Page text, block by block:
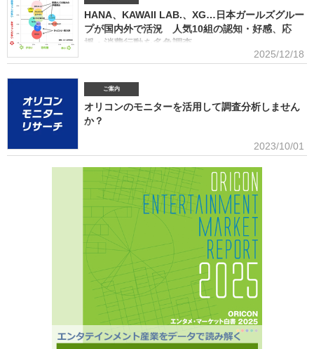
2025年の音楽シーンにおいて最も多くの“新規ファン”を獲得したアーティストは誰だったの
か、得票数TOP15（13位が同率4組だったため計16組）を紹介する。 本調査は、2025年12
月12日～18日にインターネットで実施。10～50代男女の回答者全体（4576人）のうち、
「2025年1～12月の期間に初めて好きになった音楽アーティストはいますか（※2024年以前か
らずっと好きというアーティストは対象外）」との問いに「いる」と答えた人（1833人＝全体
HANA、KAWAII LAB.、XG…日本ガールズグルー
プが国内外で活況 人気10組の認知・好感、応
援・消費行動を多角調査
日本のガールズグループシーンでは近年、BMSG×ちゃんみながタッグ
グで鮮烈な初登場1位デビュー、アソビシステムからFRUITS ZIPPERを筆頭とするKAWAII
LAB.所属のグループがSNSを通じて続々と台頭、メンバー7人全員が日本人ながら海外を主戦
場としているXGの国内外での大旋風など活況をみせている。オリコンリサーチではガールズグ
ループ10組を対象とし、認知経路、イメージ、情報源、推し活・消費行動などを多角的に調査
1月以降の配信開始楽曲でストリーミング累積3000万回超えの作品がある】日本のガールズグ
2025/12/18
ご案内
オリコンのモニターを活用して調査分析しません
か？
■アンケート専用のモニター組織世の中に影響力を持つオリコン・ラン
テーションを基にした調査が可能生活意識や志向性など日本人を価値観という視点から、予め
セグメントしたモニター調査が可能。■オリコングループならではの「エンタメ」に特化音楽ア
ーティスト・アイドル・俳優・女優・アナウンサー・ドラマ・ライブ・ゲーム…など、エンタ
メ分野のマーケティングリサーチの実績多数。■“オリコンランキング”のブランドをコンシュー
マ分野においても活用・アンケートモニターの意見をランキング化し、メディア展開・ビジネ
ス記事のエビデンスデータとして・定性データをoricon BiZ onlineに蓄積■様々なクライアント
様にご利用いただいております■活用事例 ●アーティストの現
2023/10/01